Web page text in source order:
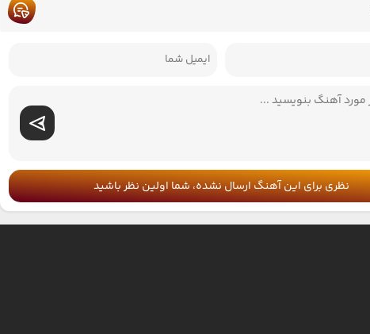
نظری برای این آهنگ ارسال نشده، شما اولین نظر باشید